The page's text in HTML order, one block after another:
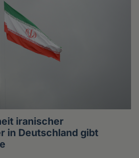
iranischer
in Deutschland gibt